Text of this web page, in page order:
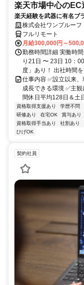
楽天市場中心の
楽天経験を武器に有名ブ
株式会社ワンプルーフ
フルリモート
月給300,000円～
勤務時間詳細 実働時
り21日 〜 23日 10：
度」あり！ 出社時間
仕事内容 ✅設立以来
成長できる環境 ✅主
間休日平均128日
資格取得支援あり 学歴不問
研修あり
在宅OK 賞与あり
資格取得手当あり
社割あり
ひげOK
契約社員